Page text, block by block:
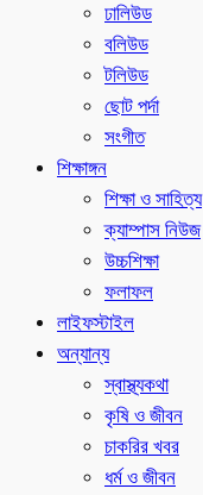
ঢালিউড
বলিউড
টলিউড
ছোট পর্দা
সংগীত
শিক্ষাঙ্গন
শিক্ষা ও সাহিত্য
ক্যাম্পাস নিউজ
উচ্চশিক্ষা
ফলাফল
লাইফস্টাইল
অন্যান্য
স্বাস্থ্যকথা
কৃষি ও জীবন
চাকরির খবর
ধর্ম ও জীবন